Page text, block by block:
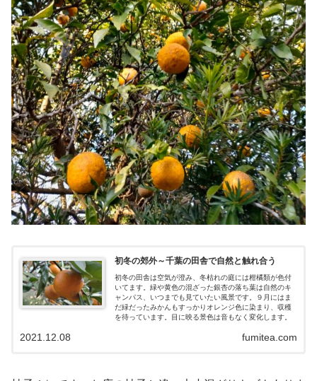
初冬の郊外～千葉の田舎で自然と触れ合う
初冬の田舎は空気が澄み、冬枯れの庭には柑橘類が色付
いてます。緑や黄色の混ざった銀杏の落ち葉は自然のキ
ャンパス、いつまでも見ていたい風景です。９月にはま
だ緑だったみかんもすっかりオレンジ色に染まり、収穫
を待っています。目に映る景色は音もなく変化します。
fumitea.com
2021.12.08